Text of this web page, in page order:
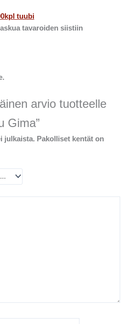
tuubi
tavaroiden siistiin
arvio tuotteelle
Gima”
julkaista. Pakolliset kentät on